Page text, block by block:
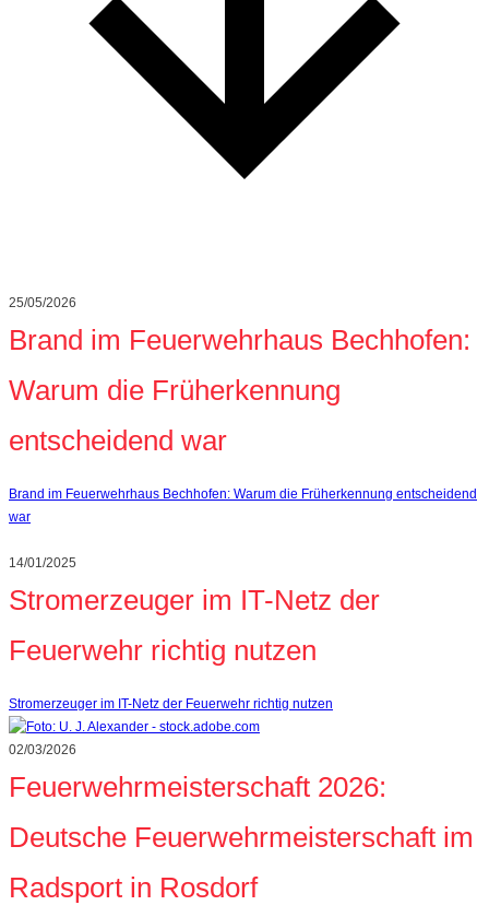
25/05/2026
Brand im Feuerwehrhaus Bechhofen:
Warum die Früherkennung
entscheidend war
Brand im Feuerwehrhaus Bechhofen: Warum die Früherkennung entscheidend
war
14/01/2025
Stromerzeuger im IT-Netz der
Feuerwehr richtig nutzen
Stromerzeuger im IT-Netz der Feuerwehr richtig nutzen
02/03/2026
Feuerwehrmeisterschaft 2026:
Deutsche Feuerwehrmeisterschaft im
Radsport in Rosdorf